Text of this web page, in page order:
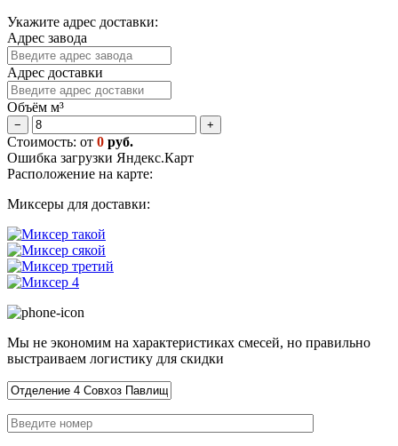
Укажите адрес доставки:
Адрес завода
Адрес доставки
Объём м³
− +
Стоимость: от 0 руб.
Ошибка загрузки Яндекс.Карт
Расположение на карте:
Миксеры для доставки:
Мы не экономим на характеристиках смесей, но правильно
выстраиваем логистику для скидки